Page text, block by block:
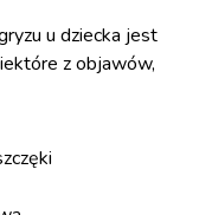
u dziecka jest
z objawów,